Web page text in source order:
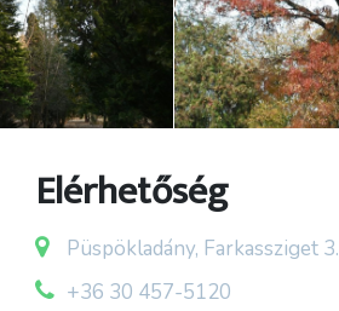
Elérhetőség
Püspökladány, Farkassziget 3.
+36 30 457-5120